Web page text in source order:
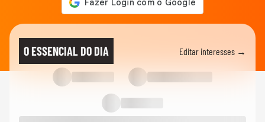
veículo por policiais...
Defesa Civil do RJ atualiza alerta para
vendavais em meio à...
Sessão da Câmara é interrompida após
briga entre vereadores no...
O ESSENCIAL DO DIA Editar interesses →